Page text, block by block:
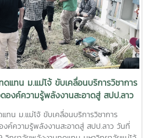
รพัฒนาเศรษฐกิจและสังคมอย่างยั่งยืน
ทน มหาวิทยาลัยแม่โจ้ ยังคงมุ่งมั่นขับ
รบริการวิชาการสู่ระดับนานาชาติ ถ่ายทอด
ยี และนวัตกรรมด้านพลังงานทดแทน เพื่อ
ร่วมมือทางวิชาการ พัฒนาศักยภาพกำลังคน
คตที่เป็นมิตรต่อสิ่งแวดล้อมอย่างยั่งยืน
ริหาร และ ผู้ช่วยศาสตราจารย์ ดร.ยิ่งรักษ์
บดีฝ่ายวิจัยและบริการวิชาการ พร้อมคณะผู้
ลากร และนักศึกษาระดับบัณฑิตศึกษา โดย
ทนจากหน่วยงานภาครัฐและสถาบันการ
ป.ลาว เข้าร่วมกิจกรรมอย่างพร้อมเพรียง -
ปฏิบัติการด้าน ระบบสูบน้ำพลังงานแสง
งค์ความรู้ให้แก่ครู บุคลากร และผู้เข้าร่วม
ง ใช้งาน และบำรุงรักษาระบบได้อย่างถูก
พ- ภาคบ่าย จัดอบรมในหัวข้อ “การลดโลก
ทน” โดยมี ผู้ช่วยศาสตราจารย์ ดร.ยิ่งรักษ์
ากร ถ่ายทอดความรู้เกี่ยวกับการประยุกต์ใช้
แทน ม.แม่โจ้ ขับเคลื่อนบริการวิชาการ
องค์ความรู้พลังงานสะอาดสู่ สปป.ลาว
ทน ม.แม่โจ้ ขับเคลื่อนบริการวิชาการ
ค์ความรู้พลังงานสะอาดสู่ สปป.ลาว วันที่